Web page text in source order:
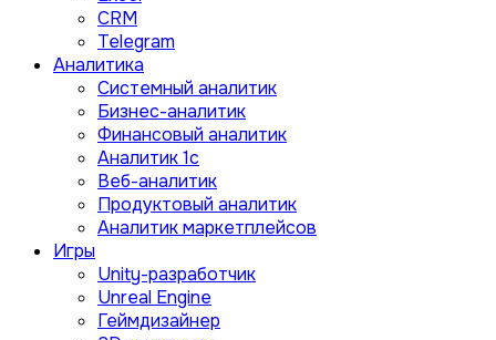
CRM
Telegram
Аналитика
Системный аналитик
Бизнес-аналитик
Финансовый аналитик
Aналитик 1с
Веб-аналитик
Продуктовый аналитик
Аналитик маркетплейсов
Игры
Unity-разработчик
Unreal Engine
Геймдизайнер